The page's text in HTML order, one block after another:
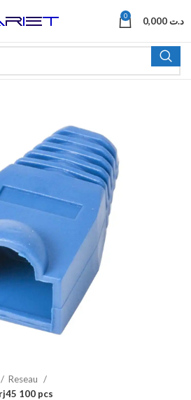
0 د.ت
Reseau
100 pcs